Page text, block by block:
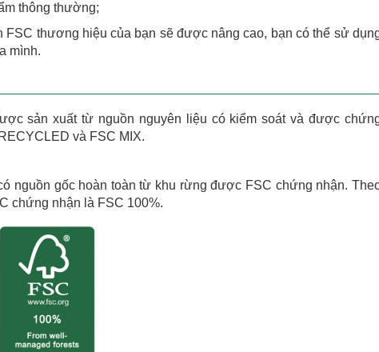
thông thường;
thương hiệu của bạn sẽ được nâng cao, bạn có thể sử
mình.
sản xuất từ nguồn nguyên liệu có kiểm soát và được
và FSC MIX.
nguồn gốc hoàn toàn từ khu rừng được FSC chứng nhận.
chứng nhận là FSC 100%.